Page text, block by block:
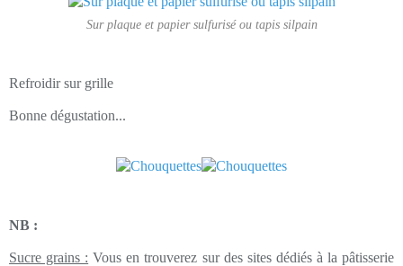
Sur plaque et papier sulfurisé ou tapis silpain
Refroidir sur grille
Bonne dégustation...
NB :
Sucre grains : Vous en trouverez sur des sites dédiés à la pâtisserie